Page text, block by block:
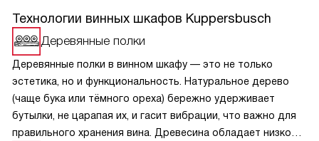
Технологии винных шкафов Kuppersbusch
Деревянные полки
Деревянные полки в винном шкафу — это не только
эстетика, но и функциональность. Натуральное дерево
(чаще бука или тёмного ореха) бережно удерживает
бутылки, не царапая их, и гасит вибрации, что важно для
правильного хранения вина. Древесина обладает низкой